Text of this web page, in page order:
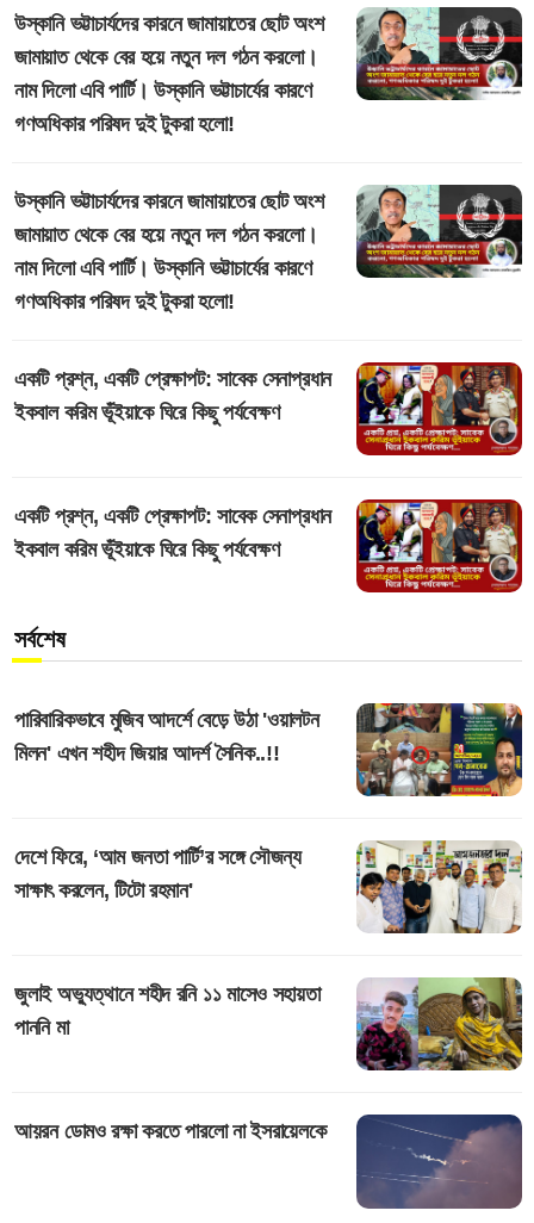
উস্কানি ভট্টাচার্যদের কারনে জামায়াতের ছোট অংশ
জামায়াত থেকে বের হয়ে নতুন দল গঠন করলো।
নাম দিলো এবি পার্টি। উস্কানি ভট্টাচার্যের কারণে
গণঅধিকার পরিষদ দুই টুকরা হলো!
উস্কানি ভট্টাচার্যদের কারনে জামায়াতের ছোট অংশ
জামায়াত থেকে বের হয়ে নতুন দল গঠন করলো।
নাম দিলো এবি পার্টি। উস্কানি ভট্টাচার্যের কারণে
গণঅধিকার পরিষদ দুই টুকরা হলো!
একটি প্রশ্ন, একটি প্রেক্ষাপট: সাবেক সেনাপ্রধান
ইকবাল করিম ভূঁইয়াকে ঘিরে কিছু পর্যবেক্ষণ
একটি প্রশ্ন, একটি প্রেক্ষাপট: সাবেক সেনাপ্রধান
ইকবাল করিম ভূঁইয়াকে ঘিরে কিছু পর্যবেক্ষণ
সর্বশেষ
পারিবারিকভাবে মুজিব আদর্শে বেড়ে উঠা 'ওয়ালটন
মিলন' এখন শহীদ জিয়ার আদর্শ সৈনিক..!!
দেশে ফিরে, ‘আম জনতা পার্টি’র সঙ্গে সৌজন্য
সাক্ষাৎ করলেন, টিটো রহমান'
জুলাই অভ্যুত্থানে শহীদ রনি ১১ মাসেও সহায়তা
পাননি মা
আয়রন ডোমও রক্ষা করতে পারলো না ইসরায়েলকে